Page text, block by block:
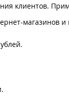
клиентов.
магазинов и